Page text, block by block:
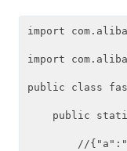
import
import
public class
public
//